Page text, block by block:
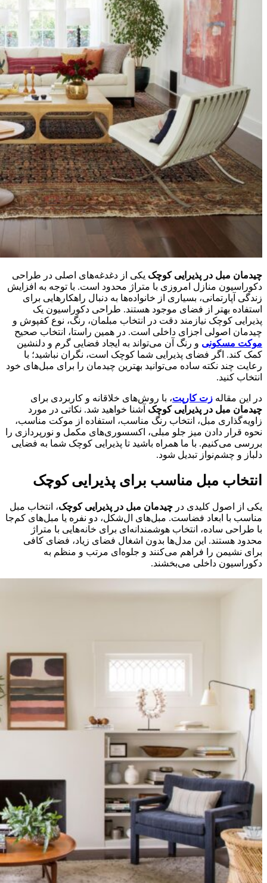
چیدمان مبل در پذیرایی کوچک یکی از دغدغه‌های اصلی در طراحی
دکوراسیون منازل امروزی با متراژ محدود است. با توجه به افزایش
زندگی آپارتمانی، بسیاری از خانواده‌ها به دنبال راهکارهایی برای
استفاده بهتر از فضای موجود هستند. طراحی دکوراسیون یک
پذیرایی کوچک نیازمند دقت در انتخاب مبلمان، رنگ، نوع کفپوش و
چیدمان اصولی اجزای داخلی است. در همین راستا، انتخاب صحیح
موکت مسکونی و رنگ آن می‌تواند به ایجاد فضایی گرم و دلنشین
کمک کند. اگر فضای پذیرایی شما کوچک است، نگران نباشید؛ با
رعایت چند نکته ساده می‌توانید بهترین چیدمان را برای مبل‌های خود
انتخاب کنید.
در این مقاله زت کارپت، با روش‌های خلاقانه و کاربردی برای
چیدمان مبل در پذیرایی کوچک آشنا خواهید شد. نکاتی در مورد
زاویه‌گذاری مبل، انتخاب رنگ مناسب، استفاده از موکت مناسب،
نحوه قرار دادن میز جلو مبلی، اکسسوری‌های مکمل و نورپردازی را
بررسی می‌کنیم. با ما همراه باشید تا پذیرایی کوچک شما به فضایی
دلباز و چشم‌نواز تبدیل شود.
انتخاب مبل مناسب برای پذیرایی کوچک
یکی از اصول کلیدی در چیدمان مبل در پذیرایی کوچک، انتخاب مبل
مناسب با ابعاد فضاست. مبل‌های ال‌شکل، دو نفره یا مبل‌های کم‌جا
با طراحی ساده، انتخاب هوشمندانه‌ای برای خانه‌هایی با متراژ
محدود هستند. این مدل‌ها بدون اشغال فضای زیاد، فضای کافی
برای نشیمن را فراهم می‌کنند و جلوه‌ای مرتب و منظم به
دکوراسیون داخلی می‌بخشند.